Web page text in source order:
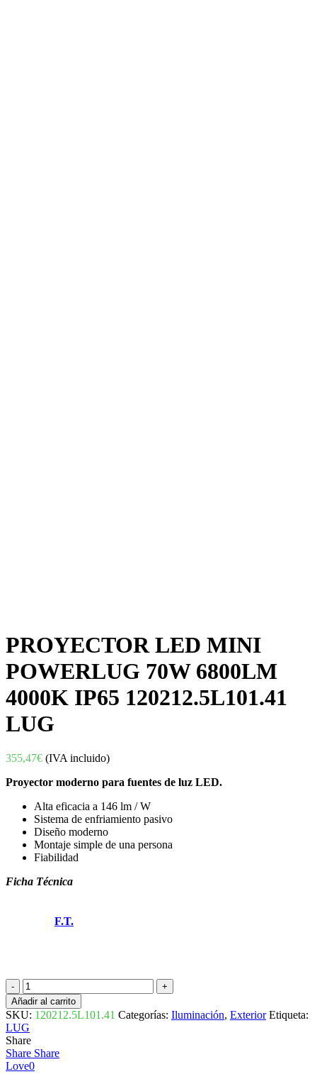
PROYECTOR LED MINI
POWERLUG 70W 6800LM
4000K IP65 120212.5L101.41
LUG
355,47€ (IVA incluido)
Proyector moderno para fuentes de luz LED.
Alta eficacia a 146 lm / W
Sistema de enfriamiento pasivo
Diseño moderno
Montaje simple de una persona
Fiabilidad
Ficha Técnica
F.T.
PROYECTOR
LED
MINI
POWERLUG
70W
6800LM
4000K
IP65
Añadir al carrito
SKU: 120212.5L101.41 Categorías: Iluminación, Exterior Etiqueta:
LUG
Share
Share Share
Love0